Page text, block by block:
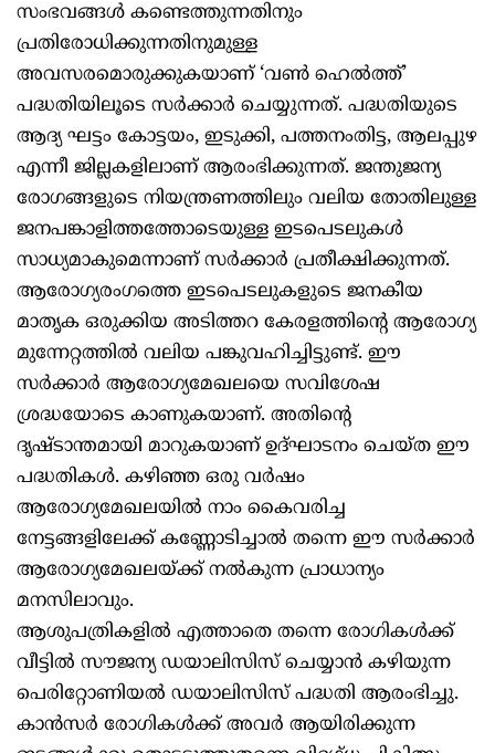
സംഭവങ്ങള്‍ കണ്ടെത്തുന്നതിനും
പ്രതിരോധിക്കുന്നതിനുമുള്ള
അവസരമൊരുക്കുകയാണ് ‘വണ്‍ ഹെല്‍ത്ത്’
പദ്ധതിയിലൂടെ സര്‍ക്കാര്‍ ചെയ്യുന്നത്. പദ്ധതിയുടെ
ആദ്യ ഘട്ടം കോട്ടയം, ഇടുക്കി, പത്തനംതിട്ട, ആലപ്പുഴ
എന്നീ ജില്ലകളിലാണ് ആരംഭിക്കുന്നത്. ജന്തുജന്യ
രോഗങ്ങളുടെ നിയന്ത്രണത്തിലും വലിയ തോതിലുള്ള
ജനപങ്കാളിത്തത്തോടെയുള്ള ഇടപെടലുകള്‍
സാധ്യമാകുമെന്നാണ് സര്‍ക്കാര്‍ പ്രതീക്ഷിക്കുന്നത്.
ആരോഗ്യരംഗത്തെ ഇടപെടലുകളുടെ ജനകീയ
മാതൃക ഒരുക്കിയ അടിത്തറ കേരളത്തിന്റെ ആരോഗ്യ
മുന്നേറ്റത്തില്‍ വലിയ പങ്കുവഹിച്ചിട്ടുണ്ട്. ഈ
സര്‍ക്കാര്‍ ആരോഗ്യമേഖലയെ സവിശേഷ
ശ്രദ്ധയോടെ കാണുകയാണ്. അതിന്റെ
ദൃഷ്ടാന്തമായി മാറുകയാണ് ഉദ്ഘാടനം ചെയ്ത ഈ
പദ്ധതികള്‍. കഴിഞ്ഞ ഒരു വര്‍ഷം
ആരോഗ്യമേഖലയില്‍ നാം കൈവരിച്ച
നേട്ടങ്ങളിലേക്ക് കണ്ണോടിച്ചാല്‍ തന്നെ ഈ സര്‍ക്കാര്‍
ആരോഗ്യമേഖലയ്ക്ക് നല്‍കുന്ന പ്രാധാന്യം
മനസിലാവും.
ആശുപത്രികളില്‍ എത്താതെ തന്നെ രോഗികള്‍ക്ക്
വീട്ടില്‍ സൗജന്യ ഡയാലിസിസ് ചെയ്യാന്‍ കഴിയുന്ന
പെരിറ്റോണിയല്‍ ഡയാലിസിസ് പദ്ധതി ആരംഭിച്ചു.
കാന്‍സര്‍ രോഗികള്‍ക്ക് അവര്‍ ആയിരിക്കുന്ന